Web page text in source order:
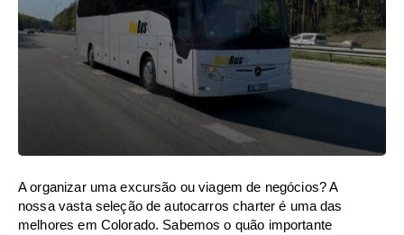
A organizar uma excursão ou viagem de negócios? A
nossa vasta seleção de autocarros charter é uma das
melhores em Colorado. Sabemos o quão importante